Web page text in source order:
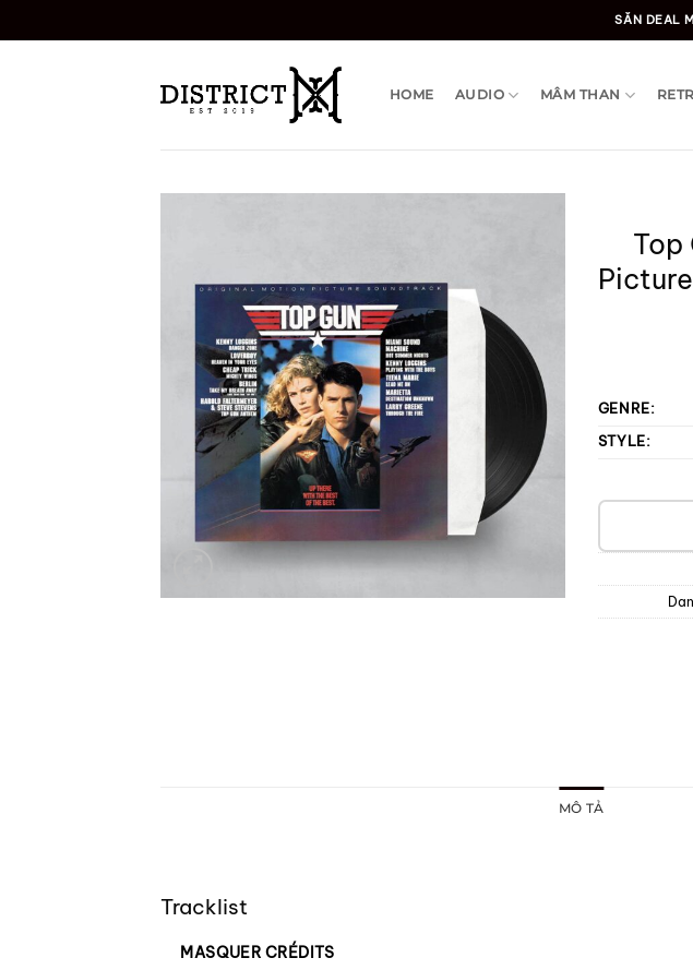
qua
SĂN DEAL
HOME AUDIO MÂM THAN
Top
GENRE:
STYLE:
MÔ TẢ
Tracklist
MASQUER CRÉDITS